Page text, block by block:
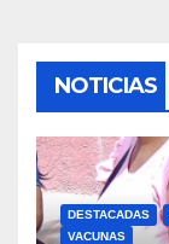
NOTICIAS
DESTACADAS
VACUNAS